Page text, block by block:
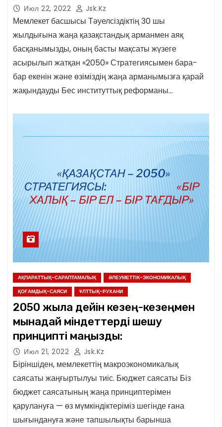
Июл 22, 2022 Jsk.kz
Мемлекет басшысы Тәуелсіздіктің 30 шы
жылдығына жаңа қазақстандық арманмен аяқ
басқанымызды, оның басты мақсаты жүзеге
асырылып жатқан «2050» Стратегиясымен бара-
бар екенін және өзіміздің жаңа арманымызға қарай
жақындауды Бес институттық реформаны…
АҚПАРАТТЫҚ-САРАПТАМАЛЫҚ
ӘЛЕУМЕТТІК-ЭКОНОМИКАЛЫҚ
ҚОҒАМДЫҚ-САЯСИ
ҰЛТТЫҚ-РУХАНИ
2050 жылға дейін кезең-кезеңмен
мынадай міндеттерді шешу
принципті маңызды:
Июл 21, 2022 Jsk.kz
Біріншіден, мемлекеттің макроэкономикалық
саясаты жаңғыртылуы тиіс. Бюджет саясаты Біз
бюджет саясатының жаңа принциптерімен
қарулануға — өз мүмкіндіктеріміз шегінде ғана
шығындануға және тапшылықты барынша